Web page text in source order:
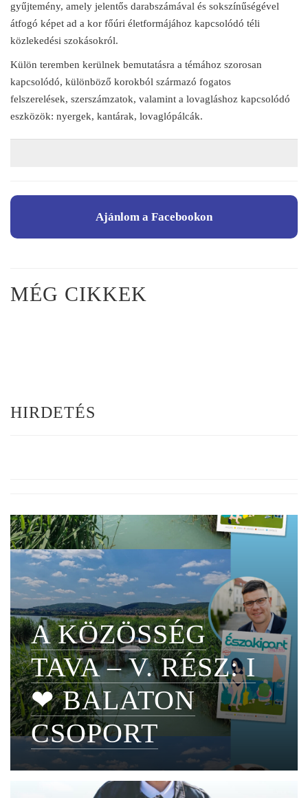
gyűjtemény, amely jelentős darabszámával és sokszínűségével
átfogó képet ad a kor főúri életformájához kapcsolódó téli
közlekedési szokásokról.
Külön teremben kerülnek bemutatásra a témához szorosan
kapcsolódó, különböző korokból származó fogatos
felszerelések, szerszámzatok, valamint a lovagláshoz kapcsolódó
eszközök: nyergek, kantárak, lovaglópálcák.
Ajánlom a Facebookon
MÉG CIKKEK
HIRDETÉS
A KÖZÖSSÉG
TAVA – V. RÉSZ: I
❤ BALATON
CSOPORT